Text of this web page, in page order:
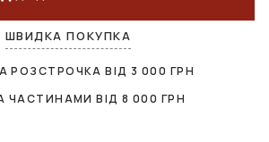
ШВИДКА ПОКУПКА
РОЗСТРОЧКА ВІД 3 000 ГРН
ЧАСТИНАМИ ВІД8 000 ГРН